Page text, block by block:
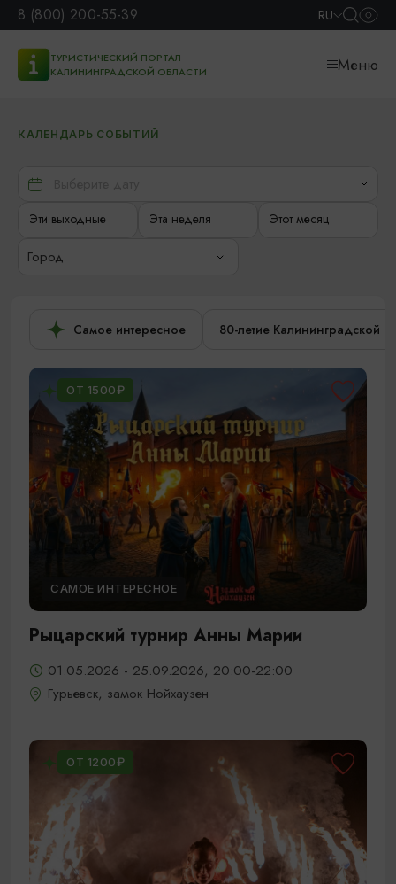
8 (800) 200-55-39 RU
ТУРИСТИЧЕСКИЙ ПОРТАЛ
КАЛИНИНГРАДСКОЙ ОБЛАСТИ
Меню
КАЛЕНДАРЬ СОБЫТИЙ
Эти выходные Эта неделя Этот месяц
Город
Самое интересное 80-летие Калининградской
ОТ 1500₽
САМОЕ ИНТЕРЕСНОЕ
Рыцарский турнир Анны Марии
01.05.2026 - 25.09.2026, 20:00-22:00
Гурьевск, замок Нойхаузен
ОТ 1200₽